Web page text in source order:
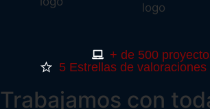
+ de 500
5 Estrellas de
Trabajamos con